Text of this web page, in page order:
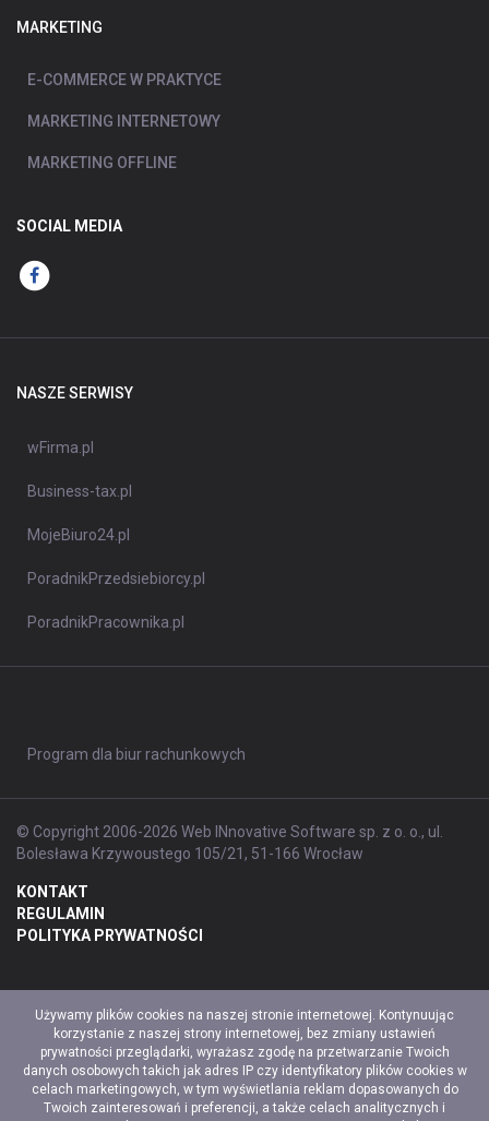
MARKETING
E-COMMERCE W PRAKTYCE
MARKETING INTERNETOWY
MARKETING OFFLINE
SOCIAL MEDIA
NASZE SERWISY
wFirma.pl
Business-tax.pl
MojeBiuro24.pl
PoradnikPrzedsiebiorcy.pl
PoradnikPracownika.pl
Program dla biur rachunkowych
© Copyright 2006-2026 Web INnovative Software sp. z o. o., ul.
Bolesława Krzywoustego 105/21, 51-166 Wrocław
KONTAKT
REGULAMIN
POLITYKA PRYWATNOŚCI
Używamy plików cookies na naszej stronie internetowej. Kontynuując
korzystanie z naszej strony internetowej, bez zmiany ustawień
prywatności przeglądarki, wyrażasz zgodę na przetwarzanie Twoich
danych osobowych takich jak adres IP czy identyfikatory plików cookies w
celach marketingowych, w tym wyświetlania reklam dopasowanych do
Twoich zainteresowań i preferencji, a także celach analitycznych i